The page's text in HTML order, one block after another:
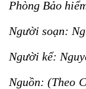
Phòng Bảo
Người soạn:
Người kể:
Nguồn: (Theo